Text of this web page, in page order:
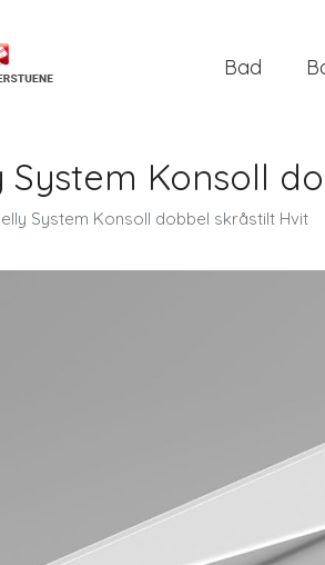
Bad
System Konsoll
System Konsoll dobbel skråstilt Hvit